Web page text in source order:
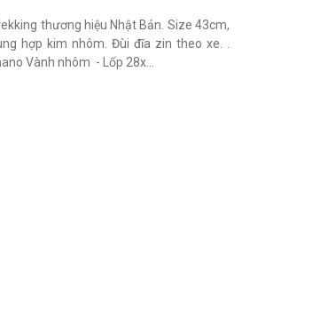
thương hiệu Nhật Bản. Size 43cm,
hợp kim nhôm. Đùi đĩa zin theo xe. .
Vành nhôm - Lốp 28x...